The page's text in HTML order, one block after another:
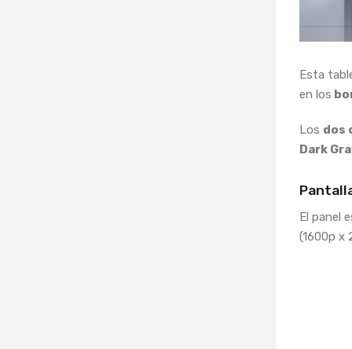
Esta
en los
Los dos
Dark
El panel
(1600p x